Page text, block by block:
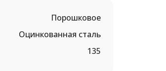
Порошковое
Оцинкованная сталь
135